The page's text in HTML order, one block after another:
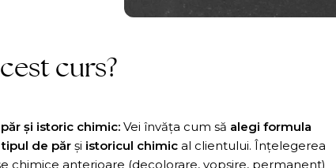
curs?
și istoric chimic: Vei învăța cum să alegi formula
tipul de păr și istoricul chimic al clientului. Înțelegerea
chimice anterioare (decolorare, vopsire, permanent)